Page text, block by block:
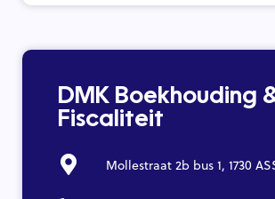
DMK Boekhouding
Fiscaliteit
Mollestraat 2b bus 1, 1730